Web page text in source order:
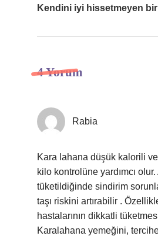
Kendini iyi hissetmeyen
4 Yorum
Rabia
Kara lahana düşük kalorili ve
kilo kontrolüne yardımcı olur.
tüketildiğinde sindirim
taşı riskini artırabilir .
hastalarının dikkatli
Karalahana yemeğini,